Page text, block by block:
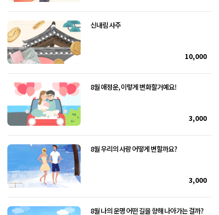
신내림 사주
10,000
8월 애정운, 이렇게 변화할거예요!
3,000
8월 우리의 사랑 어떻게 변할까요?
3,000
8월 나의 운명 어떤 길을 향해 나아가는 걸까?